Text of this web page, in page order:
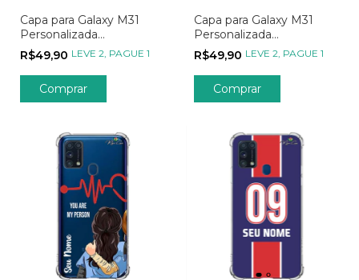
Capa para Galaxy M31
Personalizada
Minimalistas Rota
Borboleta
R$49,90 LEVE 2, PAGUE 1
Capa para Galaxy M31
Personalizada
Metadinhas My Person -
Parte 02
R$49,90 LEVE 2, PAGUE 1